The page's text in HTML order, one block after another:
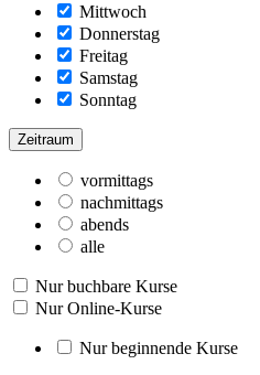
Mittwoch
Donnerstag
Freitag
Samstag
Sonntag
Zeitraum
vormittags
nachmittags
abends
alle
Nur buchbare Kurse
Nur Online-Kurse
Nur beginnende Kurse